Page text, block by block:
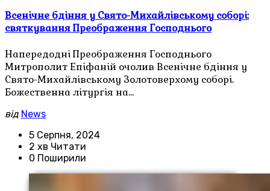
Всенічне бдіння у Свято-Михайлівському соборі:
святкування Преображення Господнього
Напередодні Преображення Господнього
Митрополит Епіфаній очолив Всенічне бдіння у
Свято-Михайлівському Золотоверхому соборі.
Божественна літургія на…
від News
5 Серпня, 2024
2 хв Читати
0 Поширили